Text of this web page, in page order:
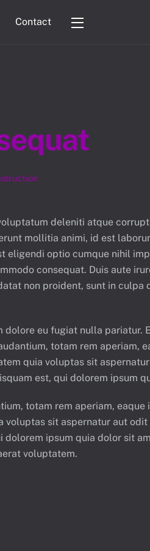
Contact Widgets
deleniti atque
mollitia animi, id est
optio cumque nihil
consequat. Duis aute
non proident, sunt in culpa
eu fugiat nulla
totam rem aperiam,
quia voluptas sit
est, qui dolorem ipsum
totam rem aperiam,
sit aspernatur aut
ipsum quia dolor sit
voluptatem.